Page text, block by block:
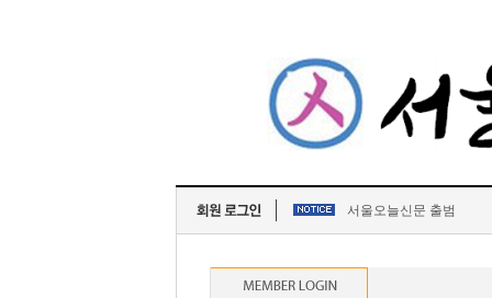
서울오늘신문 출범